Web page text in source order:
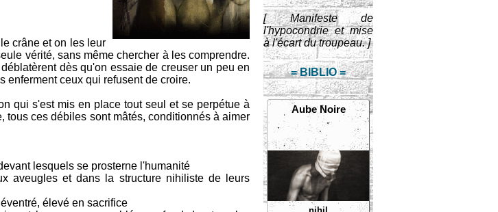
[ Manifeste de
l'hypocondrie et mise
à l'écart du troupeau. ]
= BIBLIO =
Aube Noire
nihil
crâne et on les leur
vérité, sans même chercher à les comprendre.
dès qu'on essaie de creuser un peu en
enferment ceux qui refusent de croire.
qui s'est mis en place tout seul et se perpétue à
tous ces débiles sont mâtés, conditionnés à aimer
lesquels se prosterne l'humanité
aveugles et dans la structure nihiliste de leurs
élevé en sacrifice